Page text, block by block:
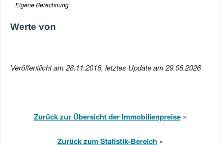
Eigene Berechnung
Werte von
Veröffentlicht am 28.11.2016, letztes Update am 29.06.2026
Zurück zur Übersicht der Immobilienpreise»
Zurück zum Statistik-Bereich»